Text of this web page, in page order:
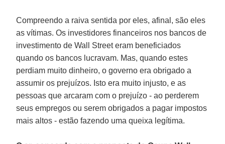
Compreendo a raiva sentida por eles, afinal, são eles
as vítimas. Os investidores financeiros nos bancos de
investimento de Wall Street eram beneficiados
quando os bancos lucravam. Mas, quando estes
perdiam muito dinheiro, o governo era obrigado a
assumir os prejuízos. Isto era muito injusto, e as
pessoas que arcaram com o prejuízo - ao perderem
seus empregos ou serem obrigados a pagar impostos
mais altos - estão fazendo uma queixa legítima.